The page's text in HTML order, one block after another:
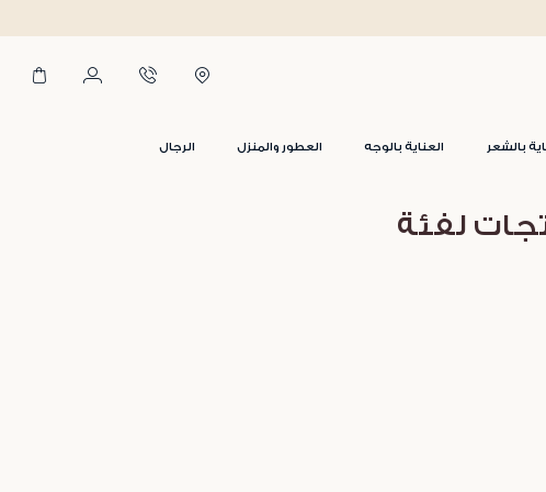
بالشعر العناية بالوجه العطور والمنزل الرجال
لفئة